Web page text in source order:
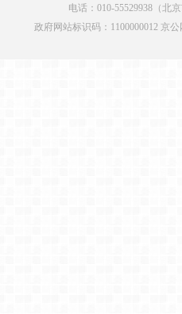
电话：010-55529938（北
政府网站标识码：1100000012 京公